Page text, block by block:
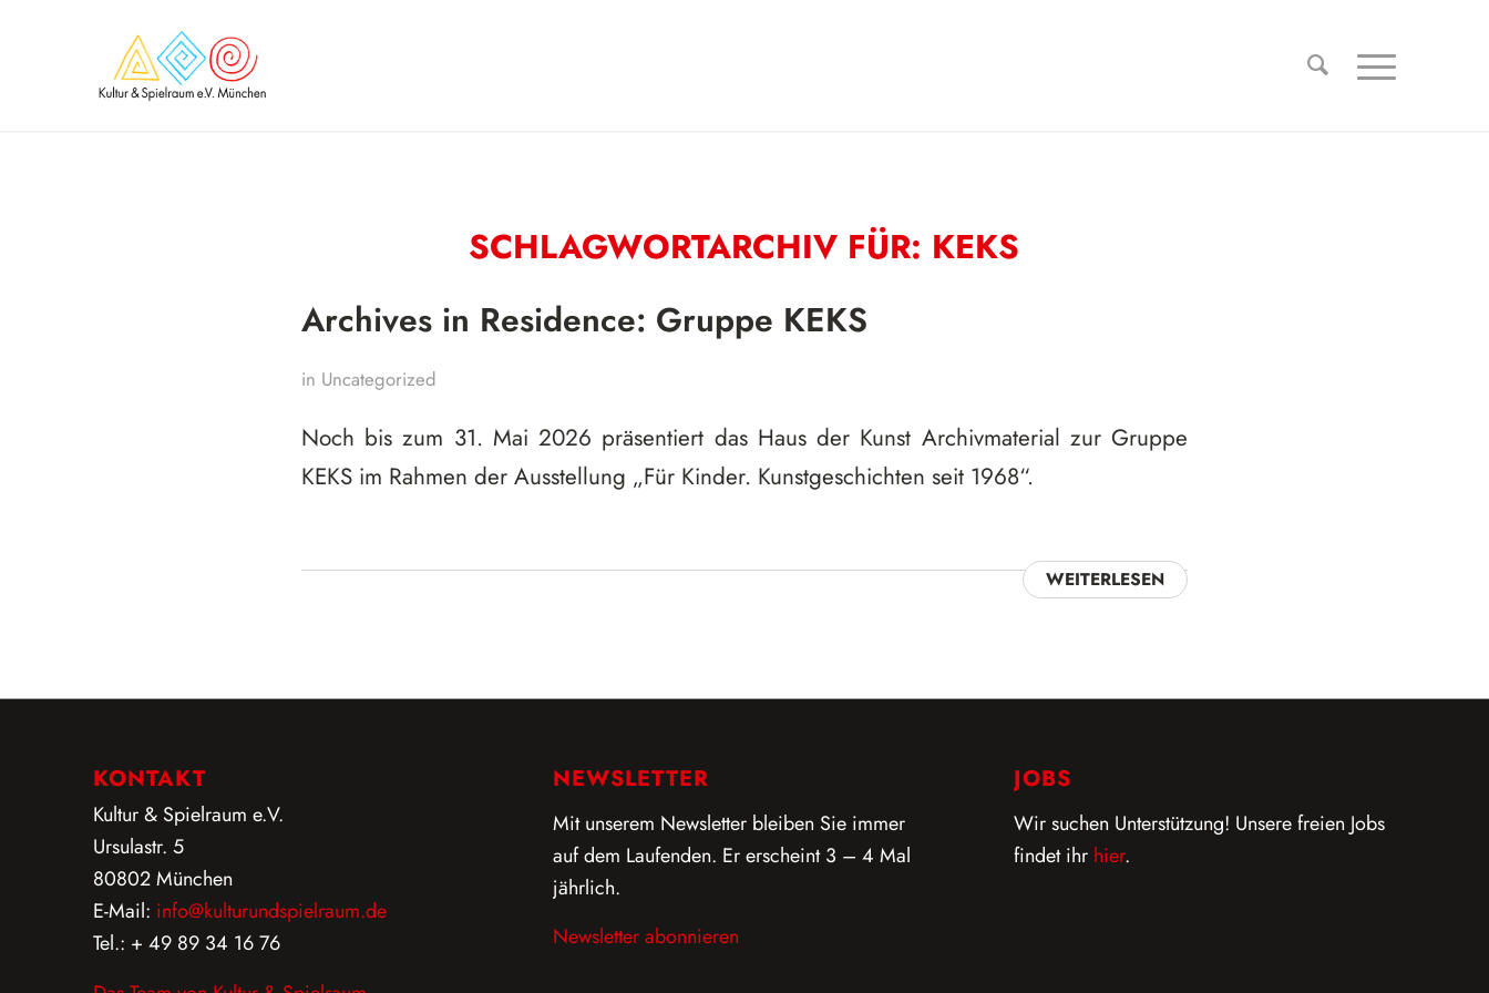
SCHLAGWORTARCHIV FÜR: KEKS
Archives in Residence: Gruppe KEKS
in Uncategorized
Noch bis zum 31. Mai 2026 präsentiert das Haus der Kunst Archivmaterial zur Gruppe
KEKS im Rahmen der Ausstellung „Für Kinder. Kunstgeschichten seit 1968“.
WEITERLESEN
KONTAKT
Kultur & Spielraum e.V.
Ursulastr. 5
80802 München
E-Mail: info@kulturundspielraum.de
Tel.: + 49 89 34 16 76
NEWSLETTER
Mit unserem Newsletter bleiben Sie immer
auf dem Laufenden. Er erscheint 3 – 4 Mal
jährlich.
Newsletter abonnieren
JOBS
Wir suchen Unterstützung! Unsere freien Jobs
findet ihr hier.